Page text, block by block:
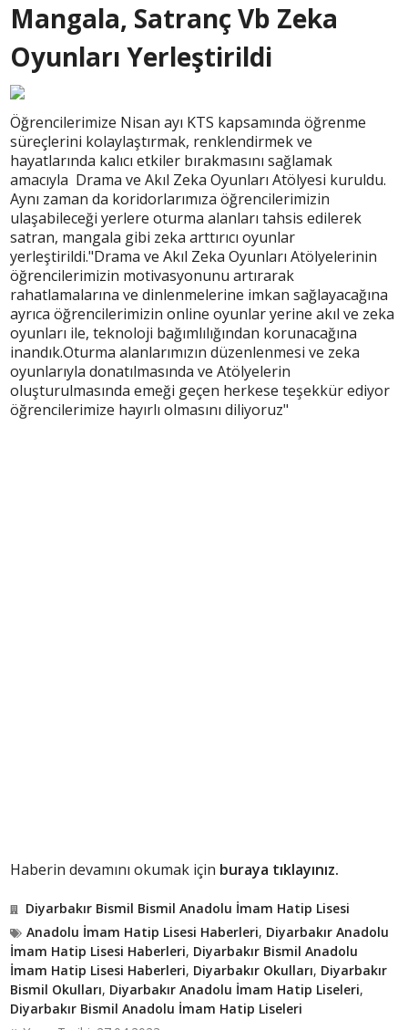
Mangala, Satranç Vb Zeka
Oyunları Yerleştirildi
Öğrencilerimize Nisan ayı KTS kapsamında öğrenme
süreçlerini kolaylaştırmak, renklendirmek ve
hayatlarında kalıcı etkiler bırakmasını sağlamak
amacıyla Drama ve Akıl Zeka Oyunları Atölyesi kuruldu.
Aynı zaman da koridorlarımıza öğrencilerimizin
ulaşabileceği yerlere oturma alanları tahsis edilerek
satran, mangala gibi zeka arttırıcı oyunlar
yerleştirildi."Drama ve Akıl Zeka Oyunları Atölyelerinin
öğrencilerimizin motivasyonunu artırarak
rahatlamalarına ve dinlenmelerine imkan sağlayacağına
ayrıca öğrencilerimizin online oyunlar yerine akıl ve zeka
oyunları ile, teknoloji bağımlılığından korunacağına
inandık.Oturma alanlarımızın düzenlenmesi ve zeka
oyunlarıyla donatılmasında ve Atölyelerin
oluşturulmasında emeği geçen herkese teşekkür ediyor
öğrencilerimize hayırlı olmasını diliyoruz"
Haberin devamını okumak için buraya tıklayınız.
Diyarbakır Bismil Bismil Anadolu İmam Hatip Lisesi
Anadolu İmam Hatip Lisesi Haberleri, Diyarbakır Anadolu
İmam Hatip Lisesi Haberleri, Diyarbakır Bismil Anadolu
İmam Hatip Lisesi Haberleri, Diyarbakır Okulları, Diyarbakır
Bismil Okulları, Diyarbakır Anadolu İmam Hatip Liseleri,
Diyarbakır Bismil Anadolu İmam Hatip Liseleri